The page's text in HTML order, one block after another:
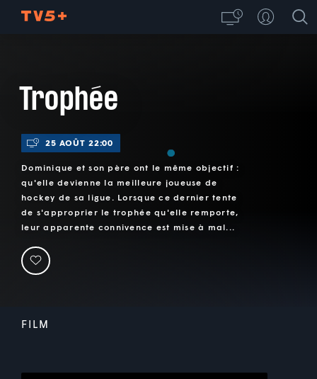
Trophée
25 AOÛT 22:00
Dominique et son père ont le même objectif :
qu'elle devienne la meilleure joueuse de
hockey de sa ligue. Lorsque ce dernier tente
de s'approprier le trophée qu'elle remporte,
leur apparente connivence est mise à mal...
FILM